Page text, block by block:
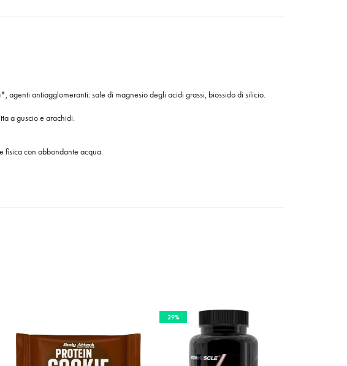
agenti antiagglomeranti: sale di magnesio degli acidi grassi, biossido di silicio.
a guscio e arachidi.
fisica con abbondante acqua.
29%